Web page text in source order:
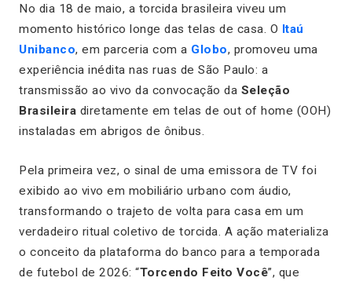
No dia 18 de maio, a torcida brasileira viveu um
momento histórico longe das telas de casa. O Itaú
Unibanco, em parceria com a Globo, promoveu uma
experiência inédita nas ruas de São Paulo: a
transmissão ao vivo da convocação da Seleção
Brasileira diretamente em telas de out of home (OOH)
instaladas em abrigos de ônibus.
Pela primeira vez, o sinal de uma emissora de TV foi
exibido ao vivo em mobiliário urbano com áudio,
transformando o trajeto de volta para casa em um
verdadeiro ritual coletivo de torcida. A ação materializa
o conceito da plataforma do banco para a temporada
de futebol de 2026: “Torcendo Feito Você”, que